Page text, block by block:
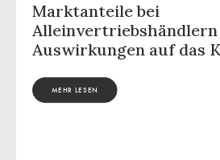
Marktanteile bei
Auswirkungen auf das
MEHR LESEN